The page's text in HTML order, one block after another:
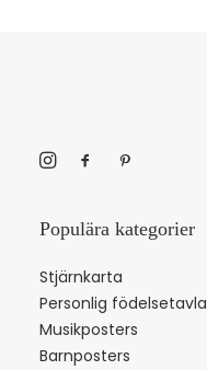
Populära kategorier
Stjärnkarta
Personlig födelsetavla
Musikposters
Barnposters